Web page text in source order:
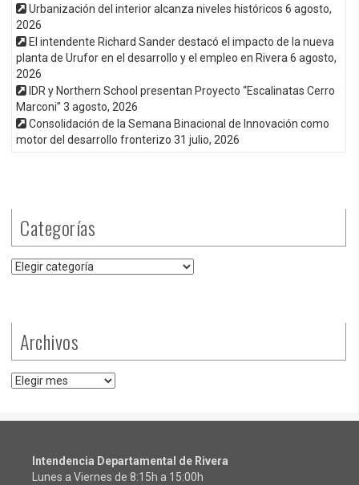
Urbanización del interior alcanza niveles históricos 6 agosto,
2026
El intendente Richard Sander destacó el impacto de la nueva
planta de Urufor en el desarrollo y el empleo en Rivera6 agosto,
2026
IDR y Northern School presentan Proyecto “Escalinatas Cerro
Marconi” 3 agosto, 2026
Consolidación de la Semana Binacional de Innovación como
motor del desarrollo fronterizo 31 julio, 2026
Categorías
Categorías
Archivos
Archivos
Intendencia Departamental de Rivera
Lunes a Viernes de 8:15h a 15:00h